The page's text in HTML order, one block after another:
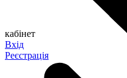
кабінет
Вхід
Реєстрація